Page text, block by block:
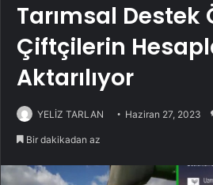
Tarımsal Destek
Çiftçilerin
Aktarılıyor
YELİZ TARLAN Haziran 27, 2023
Bir dakikadan az